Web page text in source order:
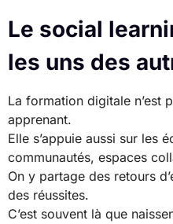
Le social
les uns des
La formation digitale n’est
apprenant.
Elle s’appuie aussi sur les
communautés, espaces
On y partage des retours
des réussites.
C’est souvent là que